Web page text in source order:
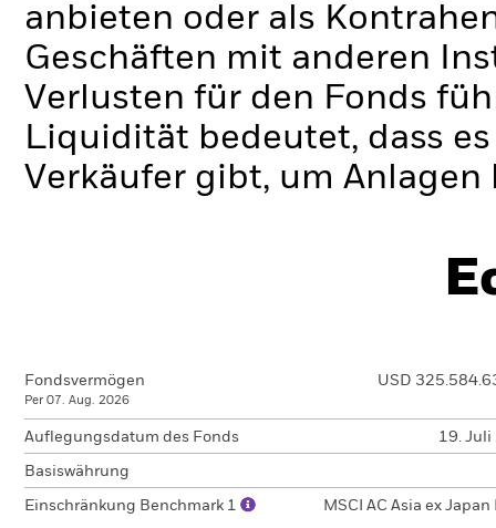
anbieten oder als
Geschäften mit anderen
Verlusten für den Fonds
Liquidität bedeutet, dass
Verkäufer gibt, um
Fondsvermögen
Per 07. Aug. 2026
USD
Auflegungsdatum des Fonds 19. Juli
Basiswährung
Einschränkung Benchmark 1
MSCI AC Asia ex Japan